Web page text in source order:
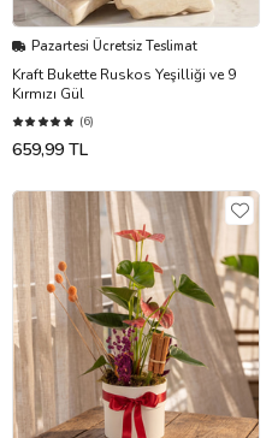
Pazartesi Ücretsiz Teslimat
Kraft Bukette Ruskos Yeşilliği ve 9
Kırmızı Gül
(6)
659,99 TL